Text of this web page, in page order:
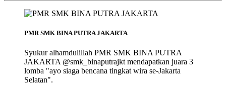
PMR SMK BINA PUTRA JAKARTA
Syukur alhamdulillah PMR SMK BINA PUTRA
JAKARTA @smk_binaputrajkt mendapatkan juara 3
lomba "ayo siaga bencana tingkat wira se-Jakarta
Selatan".